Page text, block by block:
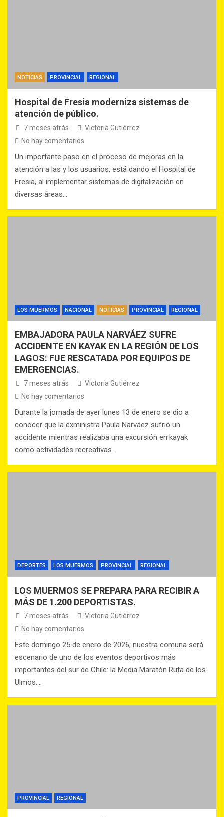
NOTICIAS PROVINCIAL REGIONAL
Hospital de Fresia moderniza sistemas de
atención de público.
7 meses atrás
Victoria Gutiérrez
No hay comentarios
Un importante paso en el proceso de mejoras en la
atención a las y los usuarios, está dando el Hospital de
Fresia, al implementar sistemas de digitalización en
diversas áreas…
LOS MUERMOS NACIONAL NOTICIAS PROVINCIAL REGIONAL
EMBAJADORA PAULA NARVÁEZ SUFRE
ACCIDENTE EN KAYAK EN LA REGIÓN DE LOS
LAGOS: FUE RESCATADA POR EQUIPOS DE
EMERGENCIAS.
7 meses atrás
Victoria Gutiérrez
No hay comentarios
Durante la jornada de ayer lunes 13 de enero se dio a
conocer que la exministra Paula Narváez sufrió un
accidente mientras realizaba una excursión en kayak
como actividades recreativas…
DEPORTES LOS MUERMOS PROVINCIAL REGIONAL
LOS MUERMOS SE PREPARA PARA RECIBIR A
MÁS DE 1.200 DEPORTISTAS.
7 meses atrás
Victoria Gutiérrez
No hay comentarios
Este domingo 25 de enero de 2026, nuestra comuna será
escenario de uno de los eventos deportivos más
importantes del sur de Chile: la Media Maratón Ruta de los
Ulmos,…
PROVINCIAL REGIONAL